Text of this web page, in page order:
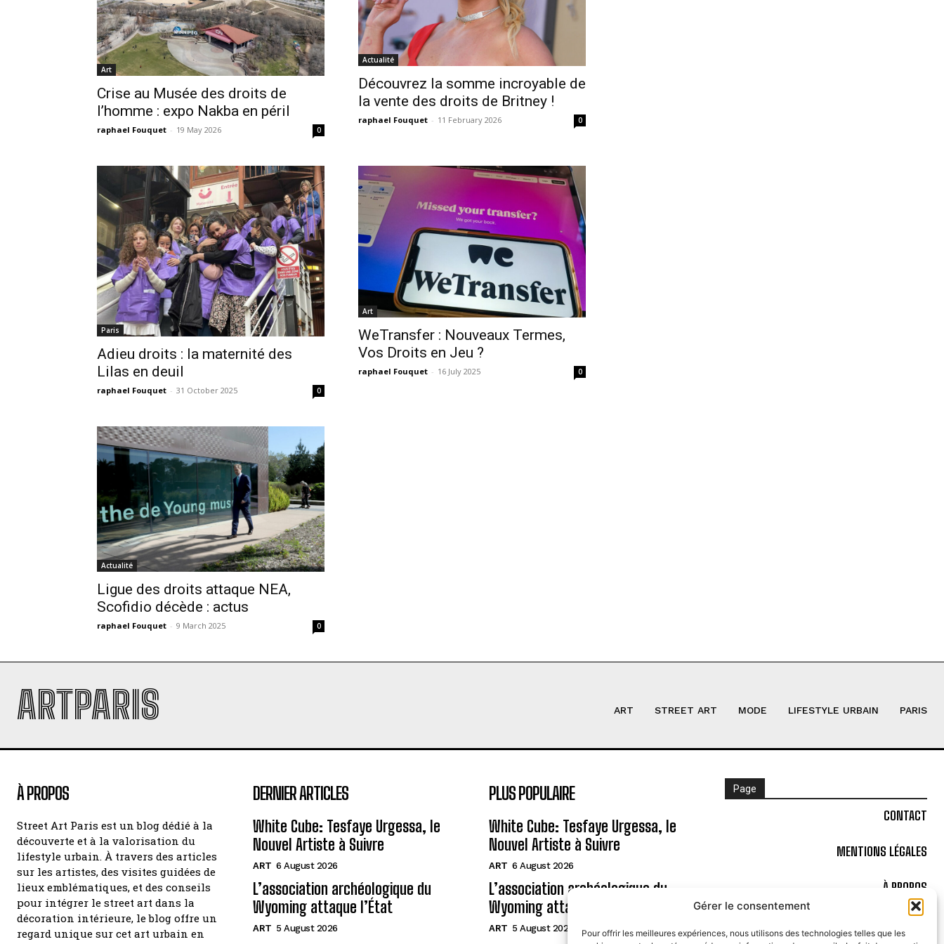
Gérer le consentement
Pour offrir les meilleures expériences, nous utilisons des technologies telles que les
Art
Crise au Musée des droits de
l’homme : expo Nakba en péril
raphael Fouquet - 19 May 2026 0
Actualité
Découvrez la somme incroyable de
la vente des droits de Britney !
raphael Fouquet - 11 February 2026 0
Paris
Adieu droits : la maternité des
Lilas en deuil
raphael Fouquet - 31 October 2025 0
Art
WeTransfer : Nouveaux Termes,
Vos Droits en Jeu ?
raphael Fouquet - 16 July 2025 0
Actualité
Ligue des droits attaque NEA,
Scofidio décède : actus
raphael Fouquet - 9 March 2025 0
ARTPARIS ART STREET ART MODE LIFESTYLE URBAIN PARIS
À PROPOS
Street Art Paris est un blog dédié à la
découverte et à la valorisation du
lifestyle urbain. À travers des articles
sur les artistes, des visites guidées de
lieux emblématiques, et des conseils
pour intégrer le street art dans la
décoration intérieure, le blog offre un
regard unique sur cet art urbain en
DERNIER ARTICLES
White Cube: Tesfaye Urgessa, le
Nouvel Artiste à Suivre
ART 6 August 2026
L’association archéologique du
Wyoming attaque l’État
ART 5 August 2026
PLUS POPULAIRE
White Cube: Tesfaye Urgessa, le
Nouvel Artiste à Suivre
ART 6 August 2026
L’association archéologique du
Wyoming attaque l’État
ART 5 August 2026
Page
CONTACT
MENTIONS LÉGALES
À PROPOS